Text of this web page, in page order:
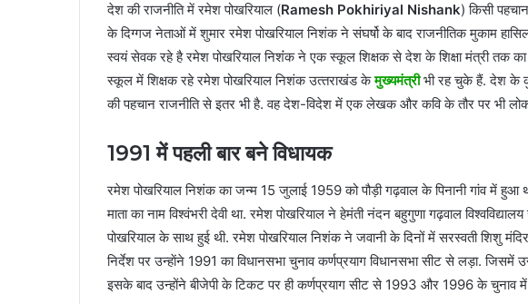
देश की राजनीत‍ि में रमेश पोखर‍ियाल (Ramesh Pokhiriyal Nishank) क‍िसी
के दिग्गज नेताओं में शुमार रमेश पोखरियाल निशंक ने संघर्षो के बाद राजनी‍त‍िक मुकाम
स्‍वयं सेवक रहे है रमेश पोखर‍ियाल न‍िशंंक ने एक स्‍कूल श‍ि‍क्षक से देश के श‍िक्षा मंत्री तक
स्‍कूल में श‍िक्षक रहे रमेश पोखर‍ियाल न‍िशंक उत्‍तराखंड केमुख्‍यमंत्रीभी रह चुके हैं. देश के
की पहचान राजनीत‍ि से इतर भी है. वह देश-व‍िदेश में एक लेखक और कव‍ि के तौर पर भी
1991 में पहली बार बने व‍िधायक
रमेश पोखरियाल निशंक का जन्म 15 जुलाई 1959 को पौड़ी गढ़वाल के पिनानी गांव में हुआ
माता का नाम विश्वंभरी देवी था. रमेश पोखरियाल ने हेमंती नंदन बहुगुणा गढ़वाल
पोखरियाल के साथ हुई थी. रमेश पोखर‍ियाल न‍िशंक ने जवानी के द‍िनों में सरस्‍वती श‍िशु
न‍िर्देश पर उन्‍हाेंने 1991 का व‍िधानसभा चुनाव कर्णप्रयाग व‍िधानसभा सीट से लड़ा. ज‍िसमें
इसके बाद उन्‍होंने बीजेपी के ट‍िकट पर ही कर्णप्रयाग सीट से 1993 और 1996 के चुनाव में